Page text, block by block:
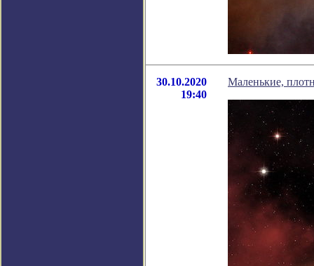
30.10.2020
19:40
Маленькие,